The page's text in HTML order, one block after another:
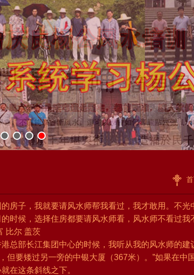
房子，我就要请风水师帮我看过，我才敢用。不光
时候，选择住房都要请风水师看，风水师不看过我
比尔 盖茨
总部长江集团中心的时候，我听从我的风水师的建
但要矮过另一旁的中银大厦（367米）。”如果在中
在这条斜线之下。